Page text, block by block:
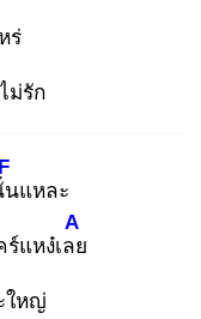
ร่
ม่รัก
น
F
แหละ
แหง๋เลย
A
ใหญ่